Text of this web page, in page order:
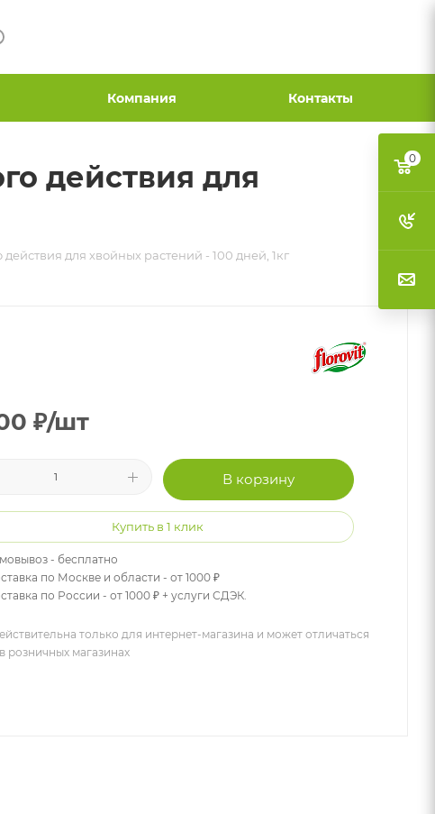
Компания Контакты
действия для
для хвойных растений - 100 дней, 1кг
₽/шт
В корзину
Купить в 1 клик
- бесплатно
по Москве и области - от 1000 ₽
по России - от 1000 ₽ + услуги СДЭК.
только для интернет-магазина и может отличаться
розничных магазинах
0